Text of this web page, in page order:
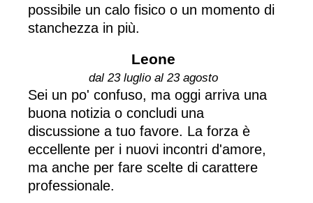
possibile un calo fisico o un momento di
stanchezza in più.
Leone
dal 23 luglio al 23 agosto
Sei un po' confuso, ma oggi arriva una
buona notizia o concludi una
discussione a tuo favore. La forza è
eccellente per i nuovi incontri d'amore,
ma anche per fare scelte di carattere
professionale.